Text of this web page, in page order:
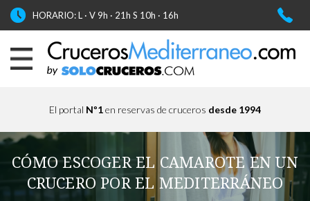
HORARIO: L · V 9h · 21h S 10h · 16h
El portal Nº1en reservas de cruceros desde 1994
CÓMO ESCOGER EL CAMAROTE EN UN
CRUCERO POR EL MEDITERRÁNEO